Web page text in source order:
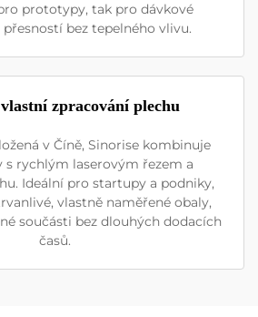
prototypy, tak pro dávkové
bez tepelného vlivu.
zpracování plechu
v Číně, Sinorise kombinuje
s rychlým laserovým řezem a
Ideální pro startupy a podniky,
vlastně naměřené obaly,
součásti bez dlouhých dodacích
časů.